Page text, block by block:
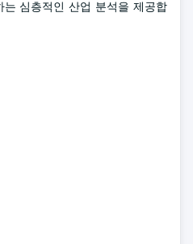
심층적인 산업 분석을 제공합